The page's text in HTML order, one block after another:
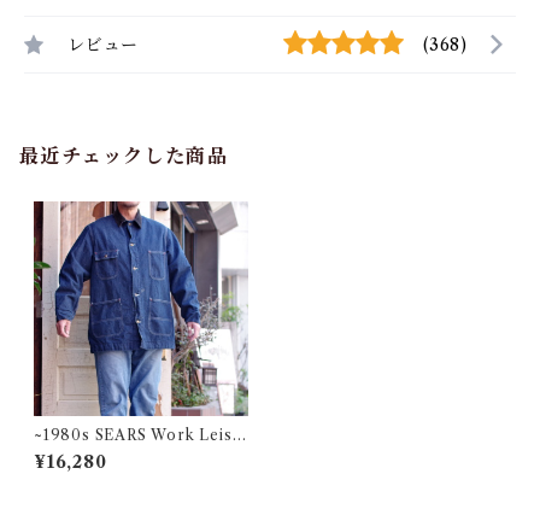
レビュー (368)
最近チェックした商品
~1980s SEARS Work Leisu
re Blanket lined Denim Cho
re Jacket / シーアズ カバーオ
¥16,280